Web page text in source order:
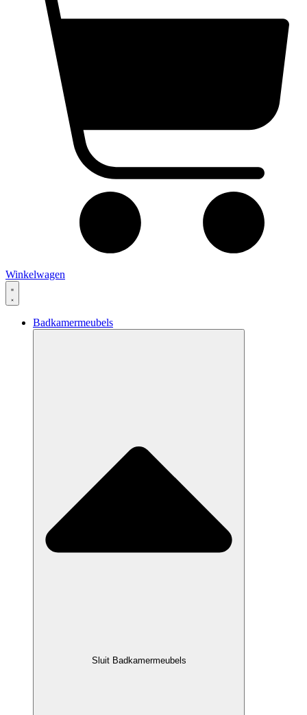
Winkelwagen
Badkamermeubels
Sluit Badkamermeubels